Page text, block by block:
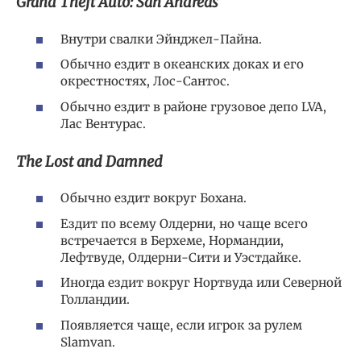
Внутри свалки Эйнджел-Пайна.
Обычно ездит в океанских доках и его
окрестностях, Лос-Сантос.
Обычно ездит в районе грузовое депо LVA,
Лас Вентурас.
The Lost and Damned
Обычно ездит вокруг Бохана.
Ездит по всему Олдерни, но чаще всего
встречается в Берхеме, Нормандии,
Лефтвуде, Олдерни-Сити и Уэстдайке.
Иногда ездит вокруг Нортвуда или Северной
Голландии.
Появляется чаще, если игрок за рулем
Slamvan.